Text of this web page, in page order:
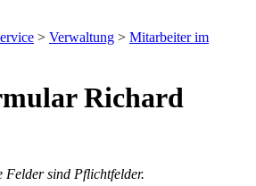
> Verwaltung > Mitarbeiter im
Richard
Felder sind Pflichtfelder.